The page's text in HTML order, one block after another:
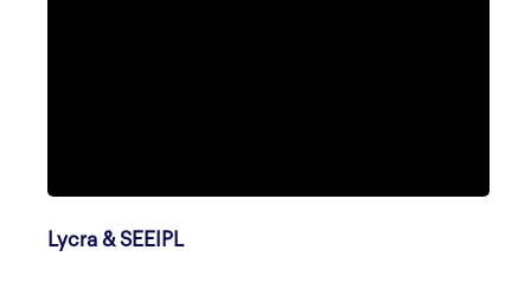
Lycra & SEEIPL